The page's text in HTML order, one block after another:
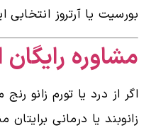
بورسیت یا آرتروز
مشاوره
اگر از درد یا تورم زانو
زانوبند یا درمانی